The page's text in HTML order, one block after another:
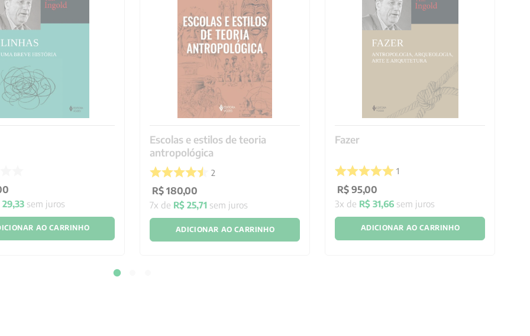
29,33 sem juros
AO CARRINHO
Escolas e estilos de teoria
antropológica
2
R$ 180,00
7x de R$ 25,71 sem juros
ADICIONAR AO CARRINHO
Fazer
1
R$ 95,00
3x de R$ 31,66 sem juros
ADICIONAR AO CARRINHO